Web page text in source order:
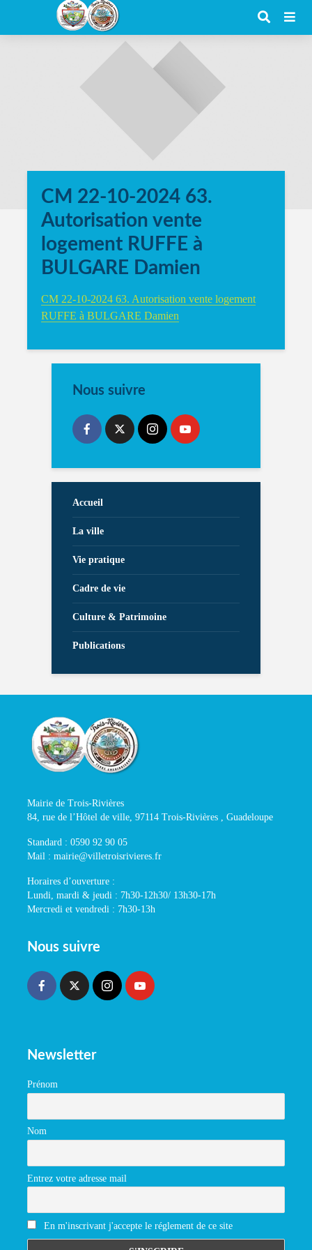
CM 22-10-2024 63.
Autorisation vente
logement RUFFE à
BULGARE Damien
CM 22-10-2024 63. Autorisation vente logement
RUFFE à BULGARE Damien
Nous suivre
Accueil
La ville
Vie pratique
Cadre de vie
Culture & Patrimoine
Publications
Mairie de Trois-Rivières
84, rue de l’Hôtel de ville, 97114 Trois-Rivières , Guadeloupe
Standard : 0590 92 90 05
Mail : mairie@villetroisrivieres.fr
Horaires d’ouverture :
Lundi, mardi & jeudi : 7h30-12h30/ 13h30-17h
Mercredi et vendredi : 7h30-13h
Nous suivre
Newsletter
Prénom
Nom
Entrez votre adresse mail
En m'inscrivant j'accepte le réglement de ce site